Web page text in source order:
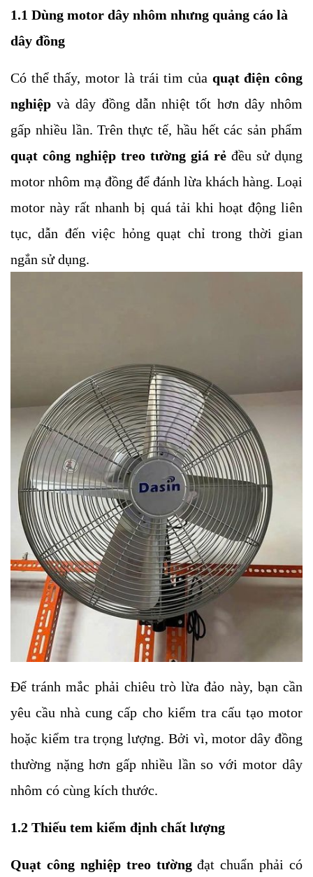
1.1 Dùng motor dây nhôm nhưng quảng cáo là
dây đồng
Có thể thấy, motor là trái tim của quạt điện công
nghiệp và dây đồng dẫn nhiệt tốt hơn dây nhôm
gấp nhiều lần. Trên thực tế, hầu hết các sản phẩm
quạt công nghiệp treo tường giá rẻ đều sử dụng
motor nhôm mạ đồng để đánh lừa khách hàng. Loại
motor này rất nhanh bị quá tải khi hoạt động liên
tục, dẫn đến việc hỏng quạt chỉ trong thời gian
ngắn sử dụng.
Để tránh mắc phải chiêu trò lừa đảo này, bạn cần
yêu cầu nhà cung cấp cho kiểm tra cấu tạo motor
hoặc kiểm tra trọng lượng. Bởi vì, motor dây đồng
thường nặng hơn gấp nhiều lần so với motor dây
nhôm có cùng kích thước.
1.2 Thiếu tem kiểm định chất lượng
Quạt công nghiệp treo tườngđạt chuẩn phải có